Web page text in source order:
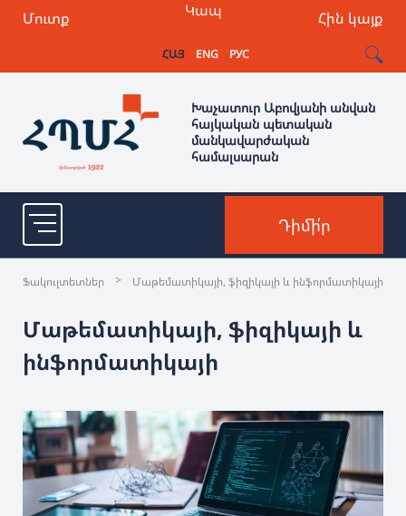
Մուտք Հին կայք
Կապ
ՀԱՅ ENG РУС
Խաչատուր Աբովյանի անվան
հայկական պետական
մանկավարժական
համալսարան
Դիմի՛ր
Ֆակուլտետներ > Մաթեմատիկայի, ֆիզիկայի և ինֆորմատիկայի
Մաթեմատիկայի, ֆիզիկայի և
ինֆորմատիկայի